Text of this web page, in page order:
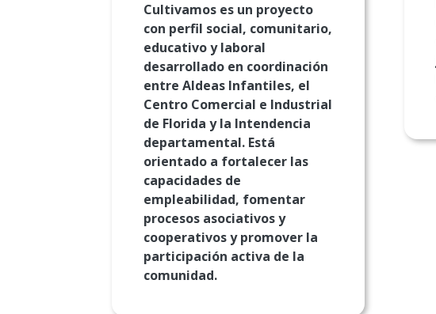
Cultivamos es un proyecto
con perfil social, comunitario,
educativo y laboral
desarrollado en coordinación
entre Aldeas Infantiles, el
Centro Comercial e Industrial
de Florida y la Intendencia
departamental. Está
orientado a fortalecer las
capacidades de
empleabilidad, fomentar
procesos asociativos y
cooperativos y promover la
participación activa de la
comunidad.